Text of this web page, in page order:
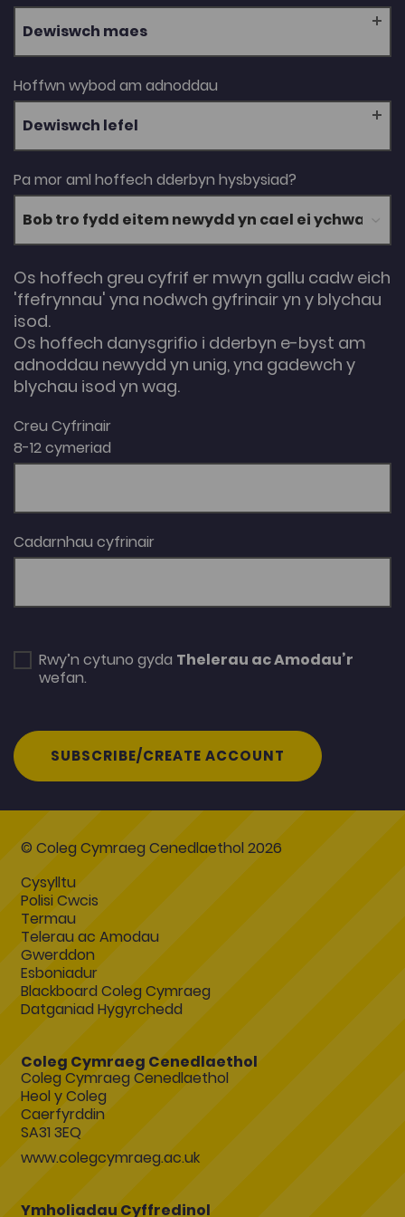
Dewiswch maes
Hoffwn wybod am adnoddau
Dewiswch lefel
Pa mor aml hoffech dderbyn hysbysiad?
Os hoffech greu cyfrif er mwyn gallu cadw eich
'ffefrynnau' yna nodwch gyfrinair yn y blychau
isod.
Os hoffech danysgrifio i dderbyn e-byst am
adnoddau newydd yn unig, yna gadewch y
blychau isod yn wag.
Creu Cyfrinair
8-12 cymeriad
Cadarnhau cyfrinair
Rwy’n cytuno gyda Thelerau ac Amodau’r
wefan.
SUBSCRIBE/CREATE ACCOUNT
© Coleg Cymraeg Cenedlaethol 2026
Cysylltu
Polisi Cwcis
Termau
Telerau ac Amodau
Gwerddon
Esboniadur
Blackboard Coleg Cymraeg
Datganiad Hygyrchedd
Coleg Cymraeg Cenedlaethol
Coleg Cymraeg Cenedlaethol
Heol y Coleg
Caerfyrddin
SA31 3EQ
www.colegcymraeg.ac.uk
Ymholiadau Cyffredinol